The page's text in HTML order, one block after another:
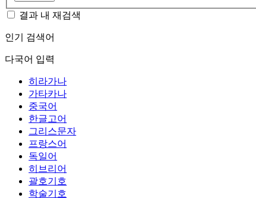
결과 내 재검색
인기 검색어
다국어 입력
히라가나
가타카나
중국어
한글고어
그리스문자
프랑스어
독일어
히브리어
괄호기호
학술기호